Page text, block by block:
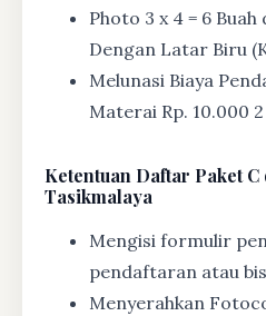
Photo 3 x 4 = 6 Buah
Dengan Latar Biru
Melunasi Biaya
Materai Rp. 10.000
Ketentuan Daftar Paket
Tasikmalaya
Mengisi formulir
pendaftaran atau
Menyerahkan